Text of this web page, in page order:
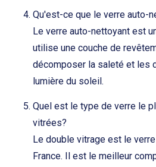
Qu'est-ce que le verre auto-
Le verre auto-nettoyant est
utilise une couche de
décomposer la saleté et les
lumière du soleil.
Quel est le type de verre le
vitrées?
Le double vitrage est le
France. Il est le meilleur